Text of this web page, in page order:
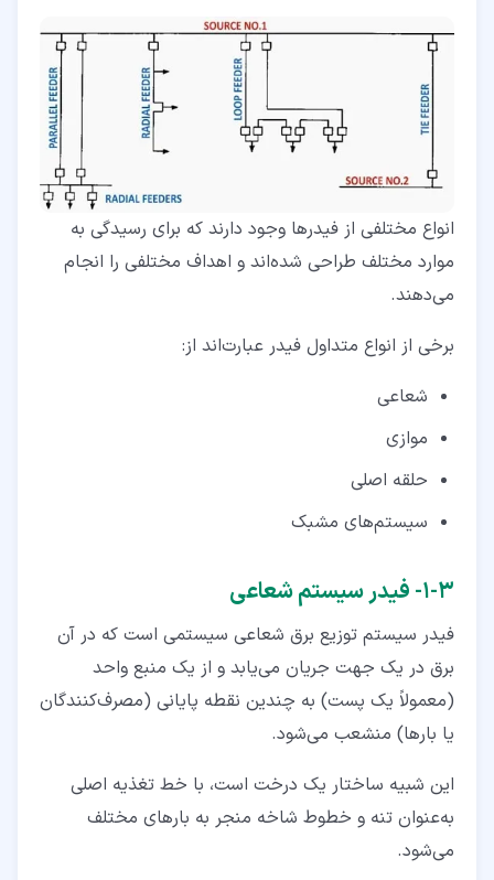
انواع مختلفی از فیدرها وجود دارند که برای رسیدگی به
موارد مختلف طراحی شده‌اند و اهداف مختلفی را انجام
می‌دهند.
برخی از انواع متداول فیدر عبارت‌اند از:
شعاعی
موازی
حلقه اصلی
سیستم‌های مشبک
۳‏-‏۱‏- فیدر سیستم شعاعی
فیدر سیستم توزیع برق شعاعی سیستمی است که در آن
برق در یک‌ جهت جریان می‌یابد و از یک منبع واحد
(معمولاً یک پست) به چندین نقطه پایانی (مصرف‌کنندگان
یا بارها) منشعب می‌شود.
این شبیه ساختار یک درخت است، با خط تغذیه اصلی
به‌عنوان تنه و خطوط شاخه منجر به بارهای مختلف
می‌شود.